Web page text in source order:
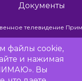
Документы
телевидение
Разработка сайта -Vladweb
файлы cookie,
и нажимая
Вы